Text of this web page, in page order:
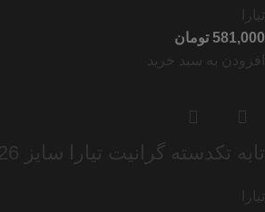
تیارا
تومان
افزودن به سبد خرید
تابه تکدسته گرانیت تیارا سایز 26
تیارا